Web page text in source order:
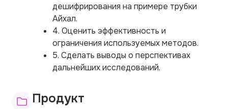
дешифрирования на примере трубки
Айхал.
4. Оценить эффективность и
ограничения используемых методов.
5. Сделать выводы о перспективах
дальнейших исследований.
Продукт